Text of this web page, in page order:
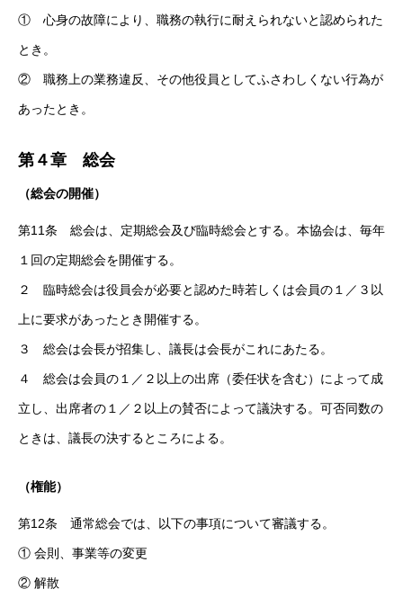
① 心身の故障により、職務の執行に耐えられないと認められた
とき。
② 職務上の業務違反、その他役員としてふさわしくない行為が
あったとき。
第４章 総会
（総会の開催）
第11条 総会は、定期総会及び臨時総会とする。本協会は、毎年
１回の定期総会を開催する。
２ 臨時総会は役員会が必要と認めた時若しくは会員の１／３以
上に要求があったとき開催する。
３ 総会は会長が招集し、議長は会長がこれにあたる。
４ 総会は会員の１／２以上の出席（委任状を含む）によって成
立し、出席者の１／２以上の賛否によって議決する。可否同数の
ときは、議長の決するところによる。
（権能）
第12条 通常総会では、以下の事項について審議する。
① 会則、事業等の変更
② 解散